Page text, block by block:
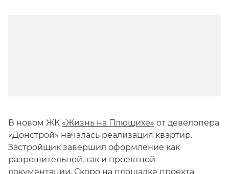
В новом ЖК «Жизнь на Плющихе» от девелопера
«Донстрой» началась реализация квартир.
Застройщик завершил оформление как
разрешительной, так и проектной
документации. Скоро на площадке проекта